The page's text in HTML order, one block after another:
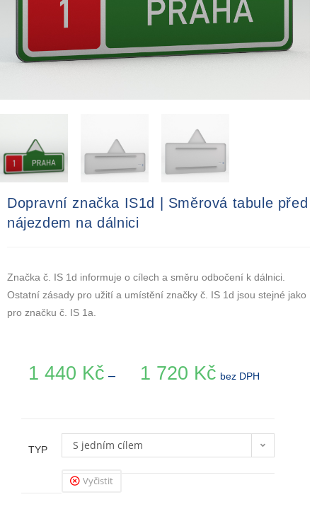
Dopravní značka IS1d | Směrová tabule před
nájezdem na dálnici
Značka č. IS 1d informuje o cílech a směru odbočení k dálnici.
Ostatní zásady pro užití a umístění značky č. IS 1d jsou stejné jako
pro značku č. IS 1a.
1 440 Kč – 1 720 Kč bez DPH
TYP S jedním cílem
Vyčistit